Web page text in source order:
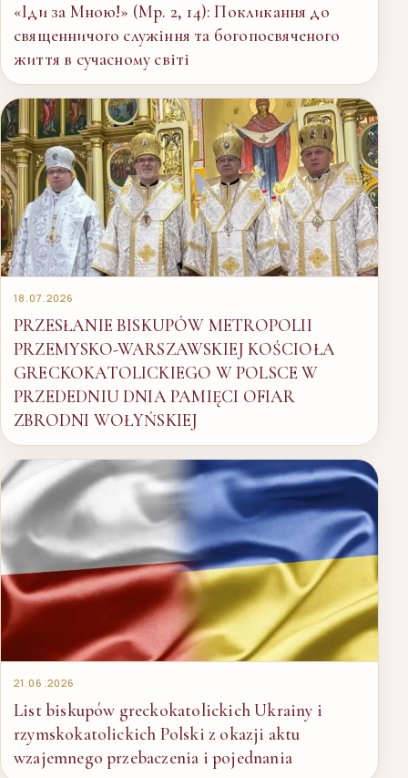
«Іди за Мною!» (Мр. 2, 14): Покликання до
священничого служіння та богопосвяченого
життя в сучасному світі
18.07.2026
PRZESŁANIE BISKUPÓW METROPOLII
PRZEMYSKO-WARSZAWSKIEJ KOŚCIOŁA
GRECKOKATOLICKIEGO W POLSCE W
PRZEDEDNIU DNIA PAMIĘCI OFIAR
ZBRODNI WOŁYŃSKIEJ
21.06.2026
List biskupów greckokatolickich Ukrainy i
rzymskokatolickich Polski z okazji aktu
wzajemnego przebaczenia i pojednania